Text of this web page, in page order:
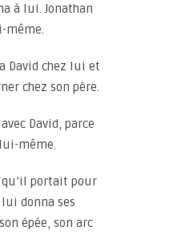
à lui. Jonathan
même.
David chez lui et
chez son père.
David, parce
même.
portait pour
donna ses
épée, son arc